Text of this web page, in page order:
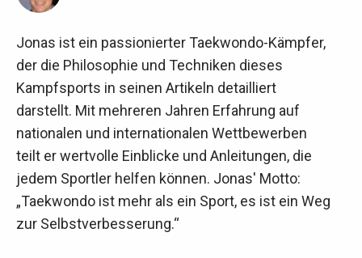
Jonas ist ein passionierter Taekwondo-Kämpfer,
der die Philosophie und Techniken dieses
Kampfsports in seinen Artikeln detailliert
darstellt. Mit mehreren Jahren Erfahrung auf
nationalen und internationalen Wettbewerben
teilt er wertvolle Einblicke und Anleitungen, die
jedem Sportler helfen können. Jonas' Motto:
„Taekwondo ist mehr als ein Sport, es ist ein Weg
zur Selbstverbesserung.“